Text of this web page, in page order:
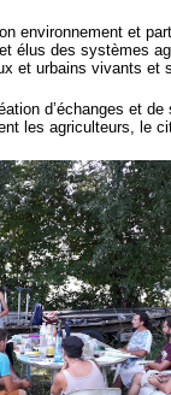
environnement et
élus des systèmes
et urbains vivants et
d’échanges et
les agriculteurs, le